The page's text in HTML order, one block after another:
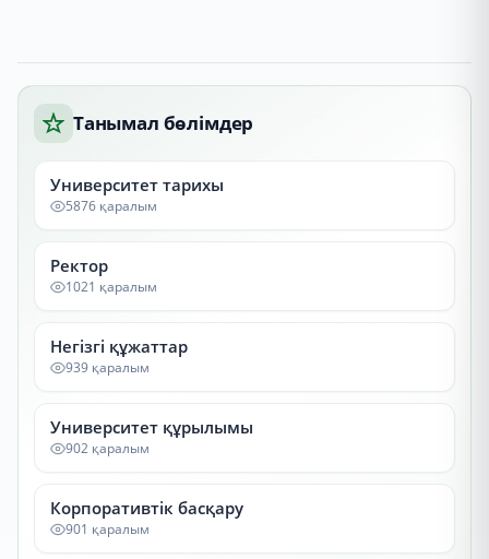
Танымал бөлімдер
Университет тарихы
5876 қаралым
Ректор
1021 қаралым
Негізгі құжаттар
939 қаралым
Университет құрылымы
902 қаралым
Корпоративтік басқару
901 қаралым